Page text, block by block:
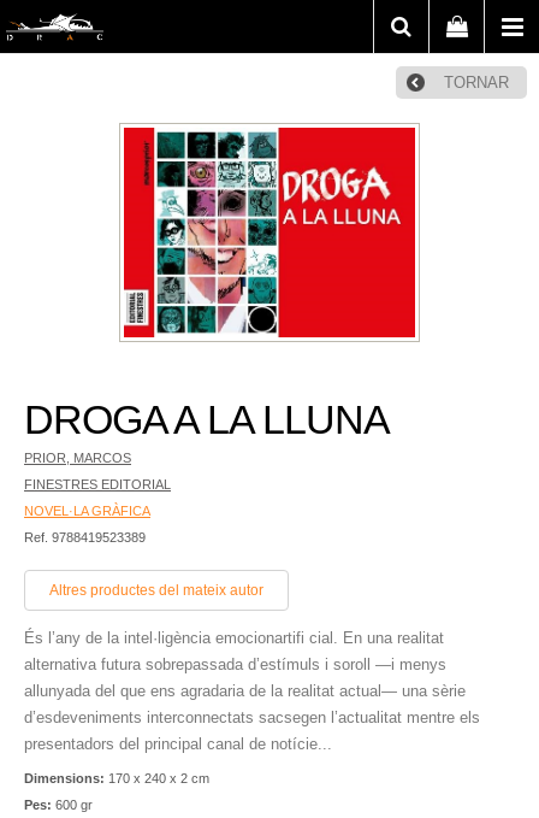
TORNAR
DROGA A LA LLUNA
PRIOR, MARCOS
FINESTRES EDITORIAL
NOVEL·LA GRÀFICA
Ref. 9788419523389
Altres productes del mateix autor
És l’any de la intel·ligència emocionartifi cial. En una realitat
alternativa futura sobrepassada d’estímuls i soroll —i menys
allunyada del que ens agradaria de la realitat actual— una sèrie
d’esdeveniments interconnectats sacsegen l’actualitat mentre els
presentadors del principal canal de notície...
Dimensions: 170 x 240 x 2 cm
Pes: 600 gr